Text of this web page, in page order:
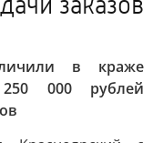
в краже
000 рублей